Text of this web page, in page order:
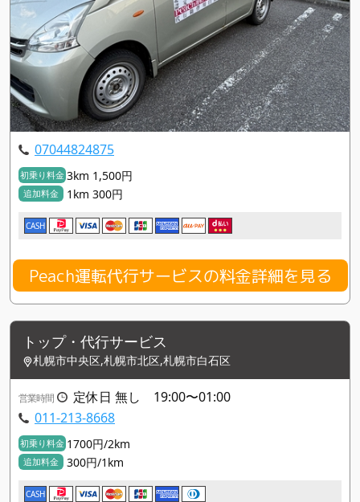
07044824875
初乗り料金 3km 1,500円
追加料金 1km 300円
CASH
Peach運転代行サービスの料金詳細を見る
トップ・代行サービス
札幌市中央区,札幌市北区,札幌市白石区
営業時間
定休日 無し 19:00〜01:00
011-213-8668
初乗り料金 1700円/2km
追加料金 300円/1km
CASH